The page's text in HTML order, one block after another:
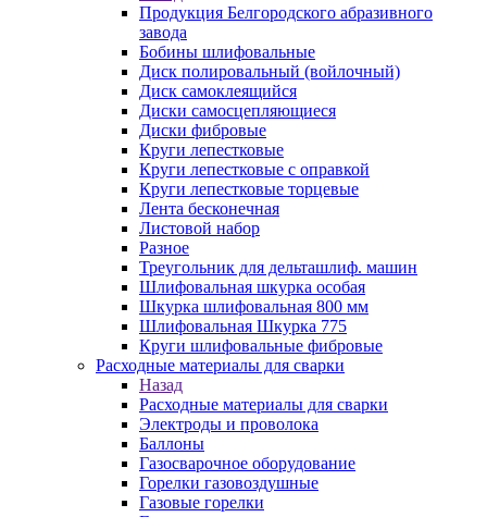
Продукция Белгородского абразивного
завода
Бобины шлифовальные
Диск полировальный (войлочный)
Диск самоклеящийся
Диски самосцепляющиеся
Диски фибровые
Круги лепестковые
Круги лепестковые с оправкой
Круги лепестковые торцевые
Лента бесконечная
Листовой набор
Разное
Треугольник для дельташлиф. машин
Шлифовальная шкурка особая
Шкурка шлифовальная 800 мм
Шлифовальная Шкурка 775
Круги шлифовальные фибровые
Расходные материалы для сварки
Назад
Расходные материалы для сварки
Электроды и проволока
Баллоны
Газосварочное оборудование
Горелки газовоздушные
Газовые горелки